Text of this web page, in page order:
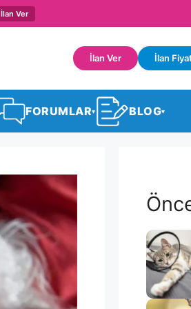
İlan Ver
İlan Ver İlan
FORUMLAR▾ BLOG▾